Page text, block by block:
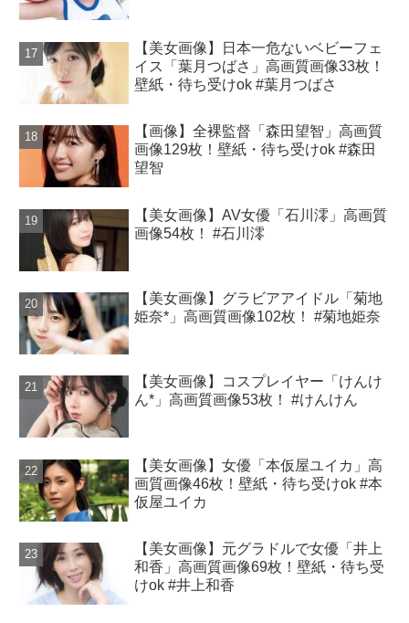
【美女画像】日本一危ないベビーフェ
イス「葉月つばさ」高画質画像33枚！
壁紙・待ち受けok #葉月つばさ
【画像】全裸監督「森田望智」高画質
画像129枚！壁紙・待ち受けok #森田
望智
【美女画像】AV女優「石川澪」高画質
画像54枚！ #石川澪
【美女画像】グラビアアイドル「菊地
姫奈*」高画質画像102枚！ #菊地姫奈
【美女画像】コスプレイヤー「けんけ
ん*」高画質画像53枚！ #けんけん
【美女画像】女優「本仮屋ユイカ」高
画質画像46枚！壁紙・待ち受けok #本
仮屋ユイカ
【美女画像】元グラドルで女優「井上
和香」高画質画像69枚！壁紙・待ち受
けok #井上和香